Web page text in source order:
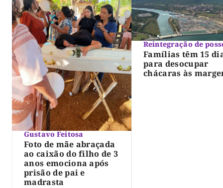
Gustavo Feitosa
Foto de mãe abraçada
ao caixão do filho de 3
anos emociona após
prisão de pai e
madrasta
Reintegração de
Famílias têm 15
para desocupar
chácaras às